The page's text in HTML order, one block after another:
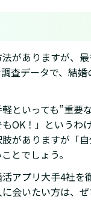
がありますが、
査データで、結
といっても”重要
もOK！」という
がありますが「
とでしょう。
アプリ大手4社を
会いたい方は、